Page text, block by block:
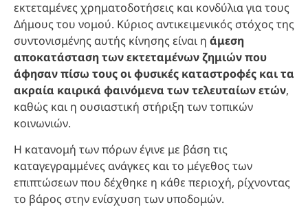
εκτεταμένες χρηματοδοτήσεις και κονδύλια για τους
Δήμους του νομού. Κύριος αντικειμενικός στόχος της
συντονισμένης αυτής κίνησης είναι η άμεση
αποκατάσταση των εκτεταμένων ζημιών που
άφησαν πίσω τους οι φυσικές καταστροφές και τα
ακραία καιρικά φαινόμενα των τελευταίων ετών,
καθώς και η ουσιαστική στήριξη των τοπικών
κοινωνιών.
Η κατανομή των πόρων έγινε με βάση τις
καταγεγραμμένες ανάγκες και το μέγεθος των
επιπτώσεων που δέχθηκε η κάθε περιοχή, ρίχνοντας
το βάρος στην ενίσχυση των υποδομών.